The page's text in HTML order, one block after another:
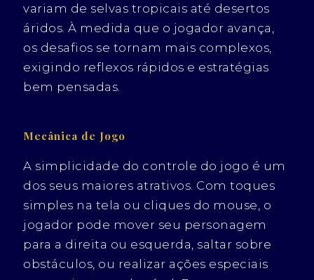
variam de selvas tropicais até desertos
áridos. À medida que o jogador avança,
os desafios se tornam mais complexos,
exigindo reflexos rápidos e estratégias
bem pensadas.
Mecânica de Jogo
A simplicidade do controle do jogo é um
dos seus maiores atrativos. Com toques
simples na tela ou cliques do mouse, o
jogador pode mover seu personagem
para a direita ou esquerda, saltar sobre
obstáculos, ou realizar ações especiais